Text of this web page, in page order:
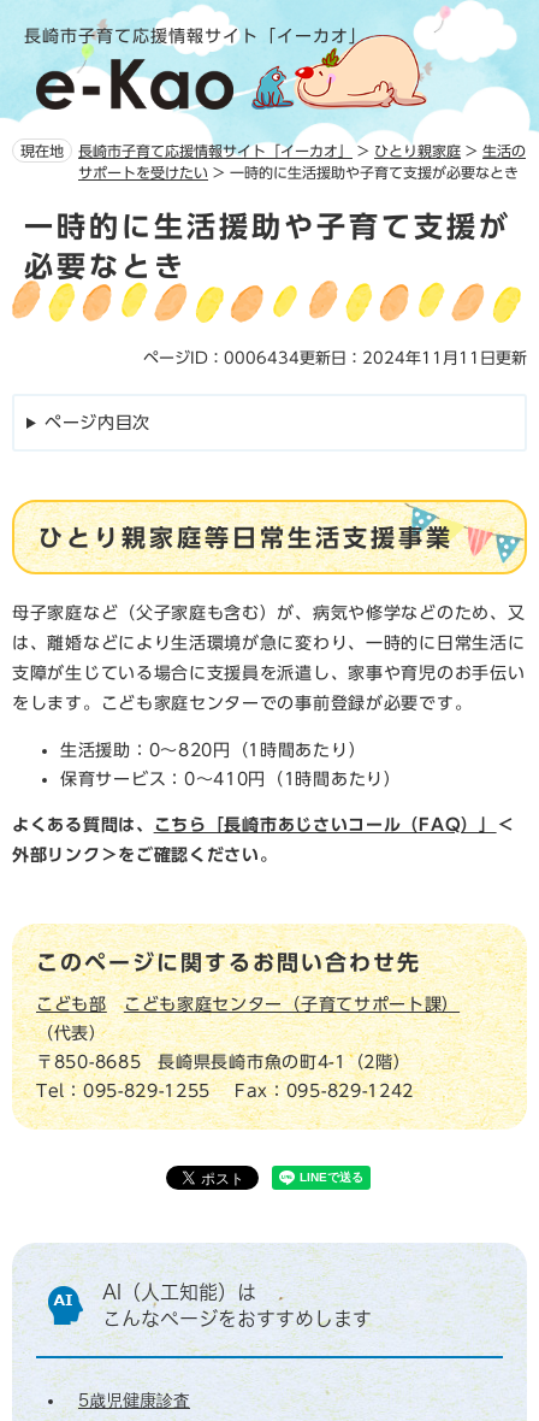
頭
で
飛
ば
長崎市子育て応援情報サイト「イーカオ」
現在地 長崎市子育て応援情報サイト「イーカオ」 > ひとり親家庭 > 生活の
サポートを受けたい > 一時的に生活援助や子育て支援が必要なとき
文一時的に生活援助や子育て支援が
必要なとき
ページID：0006434更新日：2024年11月11日更新
ページ内目次
ひとり親家庭等日常生活支援事業
母子家庭など（父子家庭も含む）が、病気や修学などのため、又
は、離婚などにより生活環境が急に変わり、一時的に日常生活に
支障が生じている場合に支援員を派遣し、家事や育児のお手伝い
をします。こども家庭センターでの事前登録が必要です。
生活援助：0～820円（1時間あたり）
保育サービス：0～410円（1時間あたり）
よくある質問は、 こちら「長崎市あじさいコール（FAQ）」
＜
外部リンク＞ をご確認ください。
このページに関するお問い合わせ先
こども部
こども家庭センター（子育てサポート課）
代表
〒850-8685
長崎県長崎市魚の町4-1（2階）
Tel：095-829-1255
Fax：095-829-1242
AI（人工知能）は
こんなページをおすすめします
5歳児健康診査